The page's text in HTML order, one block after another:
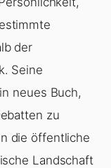
der
Seine
neues Buch,
zu
die öffentliche
Landschaft